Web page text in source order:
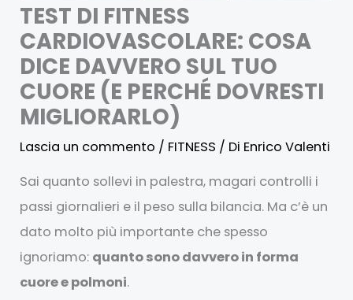
TEST DI FITNESS
CARDIOVASCOLARE: COSA
DICE DAVVERO SUL TUO
CUORE (E PERCHÉ DOVRESTI
MIGLIORARLO)
Lascia un commento / FITNESS / Di Enrico Valenti
Sai quanto sollevi in palestra, magari controlli i
passi giornalieri e il peso sulla bilancia. Ma c’è un
dato molto più importante che spesso
ignoriamo: quanto sono davvero in forma
cuore e polmoni.